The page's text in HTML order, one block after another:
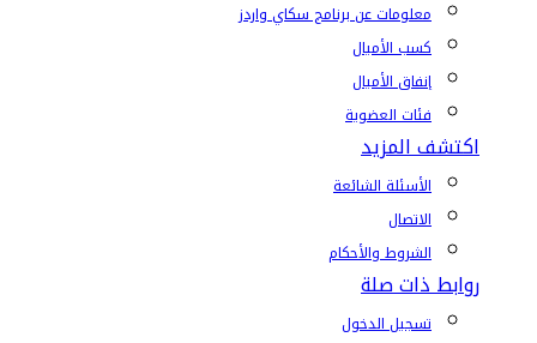
معلومات عن برنامج سكاي واردز
كسب الأميال
إنفاق الأميال
فئات العضوية
اكتشف المزيد
الأسئلة الشائعة
الاتصال
الشروط والأحكام
روابط ذات صلة
تسجيل الدخول